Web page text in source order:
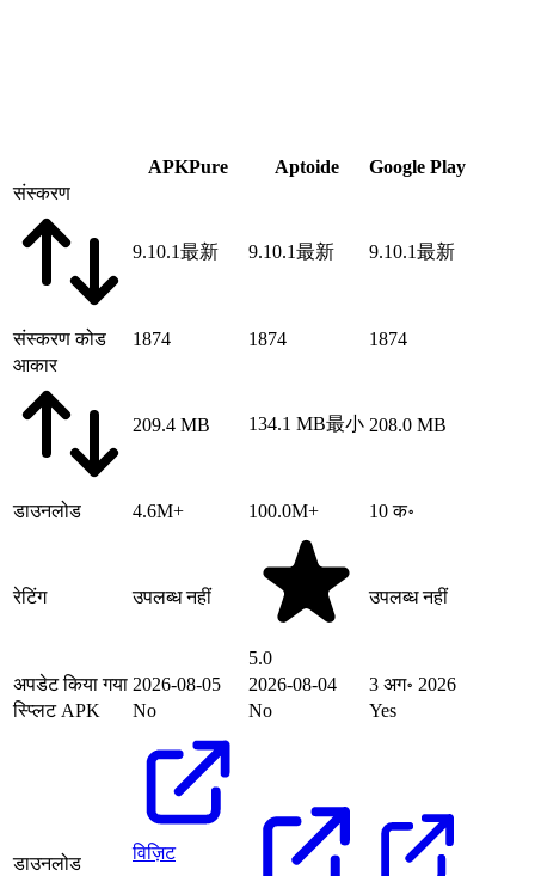
APKPure Aptoide
Google Play
संस्करण
9.10.1最新 9.10.1最新 9.10.1最新
संस्करण कोड 1874 1874
1874
आकार
209.4 MB 134.1 MB最小 208.0 MB
डाउनलोड 4.6M+ 100.0M+ 10 क॰
रेटिंग उपलब्ध नहीं
5.0
उपलब्ध नहीं
अपडेट किया गया 2026-08-05 2026-08-04
3 अग॰ 2026
स्प्लिट APK
No No Yes
डाउनलोड
विज़िट